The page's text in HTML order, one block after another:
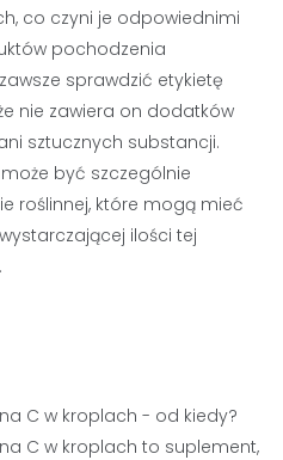
co czyni je odpowiednimi
pochodzenia
sprawdzić etykietę
nie zawiera on dodatków
sztucznych substancji.
być szczególnie
roślinnej, które mogą mieć
ilości tej
C w kroplach - od kiedy?
C w kroplach to suplement,